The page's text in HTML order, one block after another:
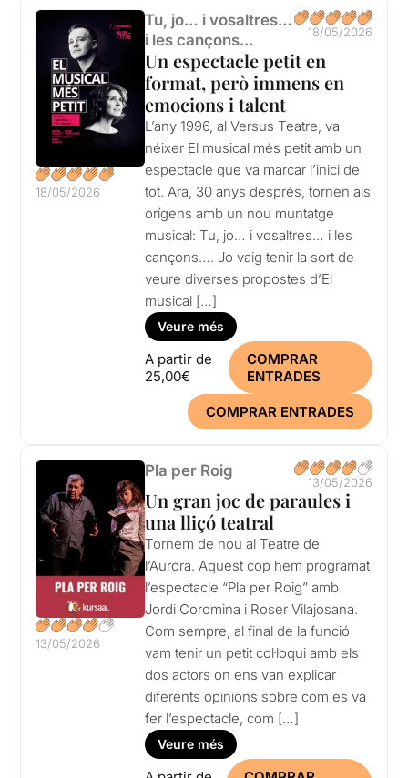
18/05/2026
Tu, jo… i vosaltres…
i les cançons…
18/05/2026
Un espectacle petit en
format, però immens en
emocions i talent
L’any 1996, al Versus Teatre, va
néixer El musical més petit amb un
espectacle que va marcar l’inici de
tot. Ara, 30 anys després, tornen als
orígens amb un nou muntatge
musical: Tu, jo… i vosaltres… i les
cançons…. Jo vaig tenir la sort de
veure diverses propostes d’El
musical […]
Veure més
A partir de
25,00€
COMPRAR
ENTRADES
COMPRAR ENTRADES
13/05/2026
Pla per Roig
13/05/2026
Un gran joc de paraules i
una lliçó teatral
Tornem de nou al Teatre de
l’Aurora. Aquest cop hem programat
l’espectacle “Pla per Roig” amb
Jordi Coromina i Roser Vilajosana.
Com sempre, al final de la funció
vam tenir un petit col·loqui amb els
dos actors on ens van explicar
diferents opinions sobre com es va
fer l’espectacle, com […]
Veure més